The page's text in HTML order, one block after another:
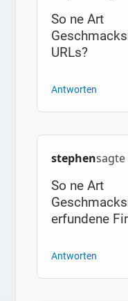
So ne Art
URLs?
Antworten
stephensagte
So ne Art
erfundene
Antworten